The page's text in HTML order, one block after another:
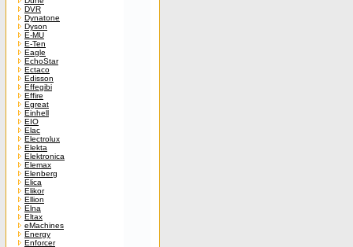
DVR
Dynatone
Dyson
E-MU
E-Ten
Eagle
EchoStar
Ectaco
Edisson
Effegibi
Effire
Egreat
Einhell
EIO
Elac
Electrolux
Elekta
Elektronica
Elemax
Elenberg
Elica
Elikor
Ellion
Elna
Eltax
eMachines
Energy
Enforcer